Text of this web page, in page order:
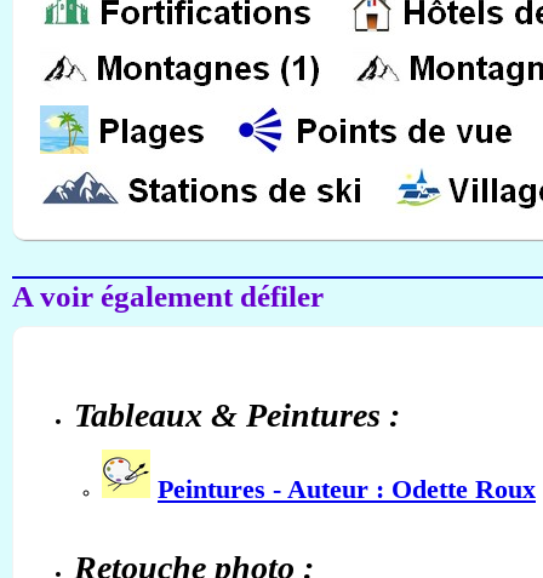
A voir également défiler
Tableaux & Peintures :
Peintures - Auteur : Odette Roux
Retouche photo :